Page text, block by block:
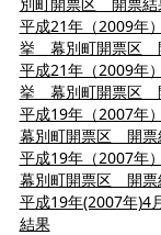
平成21年（2009年
挙 幕別町開票区
平成21年（2009年
挙 幕別町開票区
平成19年（2007年
幕別町開票区 開票
平成19年（2007年
幕別町開票区 開票
平成19年(2007年)4
結果